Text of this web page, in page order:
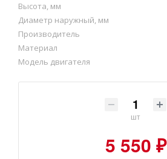
Высота, мм
Диаметр наружный, мм
Производитель
Материал
Модель двигателя
шт
5 550 ₽